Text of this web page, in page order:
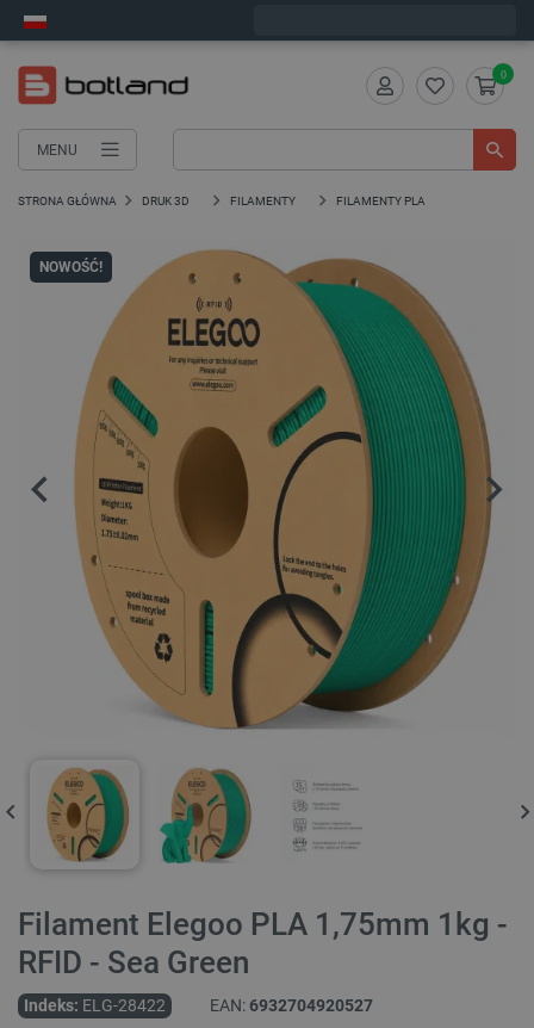
MENU
0
STRONA GŁÓWNA DRUK 3D FILAMENTY FILAMENTY PLA
NOWOŚĆ!
Filament Elegoo PLA 1,75mm 1kg -
RFID - Sea Green
Indeks: ELG-28422 EAN:6932704920527